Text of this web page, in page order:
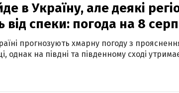
в Україну, але деякі
від спеки: погода на 8
прогнозують хмарну погоду з
однак на півдні та південному сході